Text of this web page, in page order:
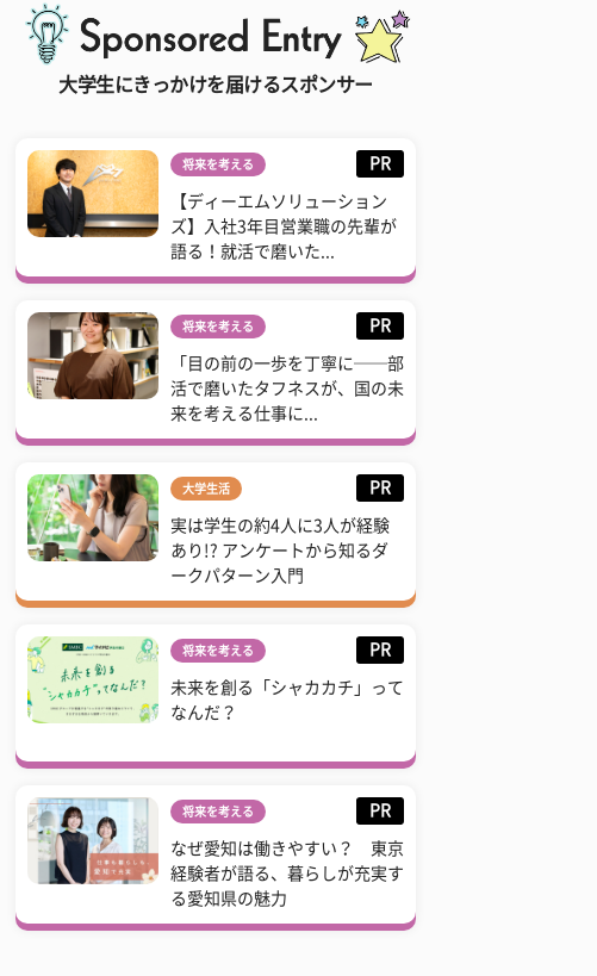
大学生にきっかけを届けるスポンサー
将来を考える PR
【ディーエムソリューション
ズ】入社3年目営業職の先輩が
語る！就活で磨いた...
将来を考える PR
「目の前の一歩を丁寧に──部
活で磨いたタフネスが、国の未
来を考える仕事に...
大学生活 PR
実は学生の約4人に3人が経験
あり!? アンケートから知るダ
ークパターン入門
将来を考える PR
未来を創る「シャカカチ」って
なんだ？
将来を考える PR
なぜ愛知は働きやすい？ 東京
経験者が語る、暮らしが充実す
る愛知県の魅力